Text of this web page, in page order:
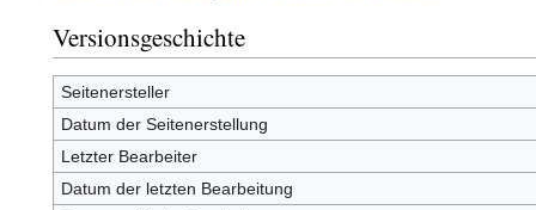
Versionsgeschichte
Seitenersteller
Datum der Seitenerstellung
Letzter Bearbeiter
Datum der letzten Bearbeitung